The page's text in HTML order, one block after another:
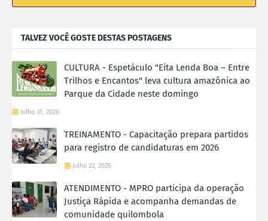
TALVEZ VOCÊ GOSTE DESTAS POSTAGENS
CULTURA - Espetáculo "Eita Lenda Boa – Entre
Trilhos e Encantos" leva cultura amazônica ao
Parque da Cidade neste domingo
Julho 31, 2026
TREINAMENTO - Capacitação prepara partidos
para registro de candidaturas em 2026
Julho 22, 2026
ATENDIMENTO - MPRO participa da operação
Justiça Rápida e acompanha demandas de
comunidade quilombola